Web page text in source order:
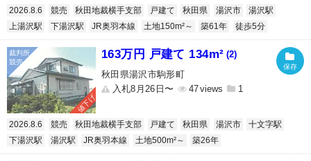
2026.8.6 競売 秋田地裁横手支部 戸建て 秋田県 湯沢市
湯沢駅
上湯沢駅
下湯沢駅 JR奥羽本線 土地150m²～ 築61年 徒歩5分
値下げ
163万円 戸建て 134m² (2)
秋田県湯沢市駒形町
入札8月26日〜
47 1
2026.8.6 競売 秋田地裁横手支部 戸建て 秋田県 湯沢市
十文字駅
下湯沢駅
湯沢駅 JR奥羽本線 土地500m²～ 築26年